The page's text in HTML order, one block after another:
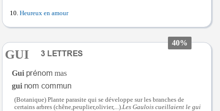
Heureux en amour
40%
GUI
Gui
mas
gui
(Botanique) Plante parasite qui se développe sur les branches de
certains arbres (chêne,peuplier,olivier,...).Les Gaulois cueillaient le gui